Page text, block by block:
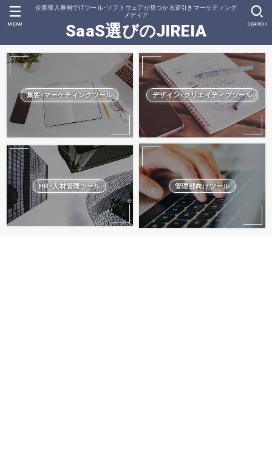
企業導入事例でITツール･ソフトウェアが見つかる逆引きマーケティング
メディア
SaaS選びのJIREIA SEARCH
MENU
集客･マーケティングツール デザイン･クリエイティブツール
HR･人材管理ツール 管理部向けツール